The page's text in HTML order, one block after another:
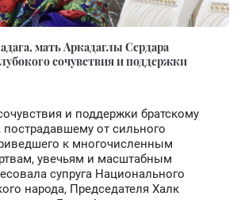
мать Аркадаглы Сердара
сочувствия и поддержки
и поддержки братскому
пострадавшему от сильного
к многочисленным
увечьям и масштабным
супруга Национального
народа, Председателя Халк